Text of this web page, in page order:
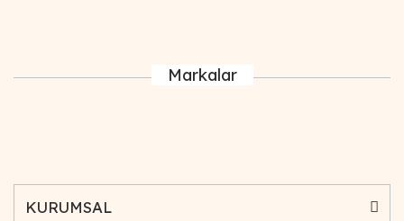
Markalar
KURUMSAL